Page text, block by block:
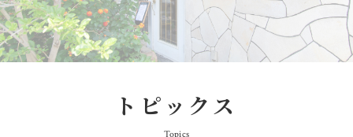
トピックス
Topics